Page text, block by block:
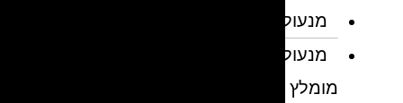
מנעולן
מנעולן
מומלץ